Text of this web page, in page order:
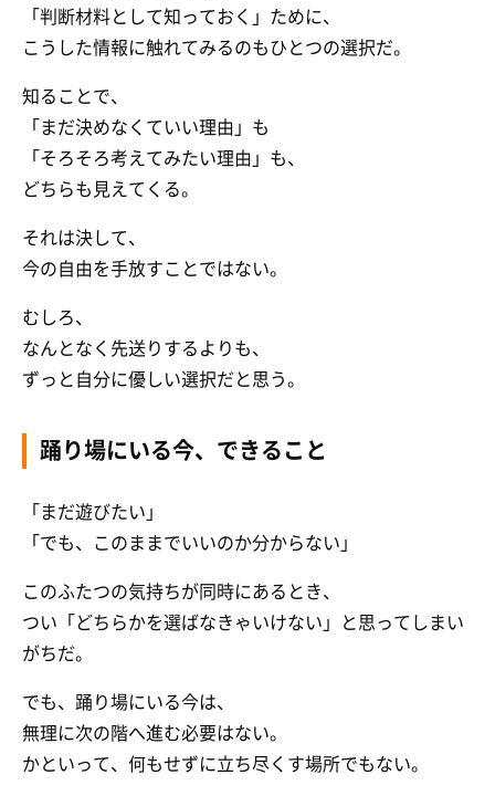
「判断材料として知っておく」ために、
こうした情報に触れてみるのもひとつの選択だ。
知ることで、
「まだ決めなくていい理由」も
「そろそろ考えてみたい理由」も、
どちらも見えてくる。
それは決して、
今の自由を手放すことではない。
むしろ、
なんとなく先送りするよりも、
ずっと自分に優しい選択だと思う。
踊り場にいる今、できること
「まだ遊びたい」
「でも、このままでいいのか分からない」
このふたつの気持ちが同時にあるとき、
つい「どちらかを選ばなきゃいけない」と思ってしまい
がちだ。
でも、踊り場にいる今は、
無理に次の階へ進む必要はない。
かといって、何もせずに立ち尽くす場所でもない。